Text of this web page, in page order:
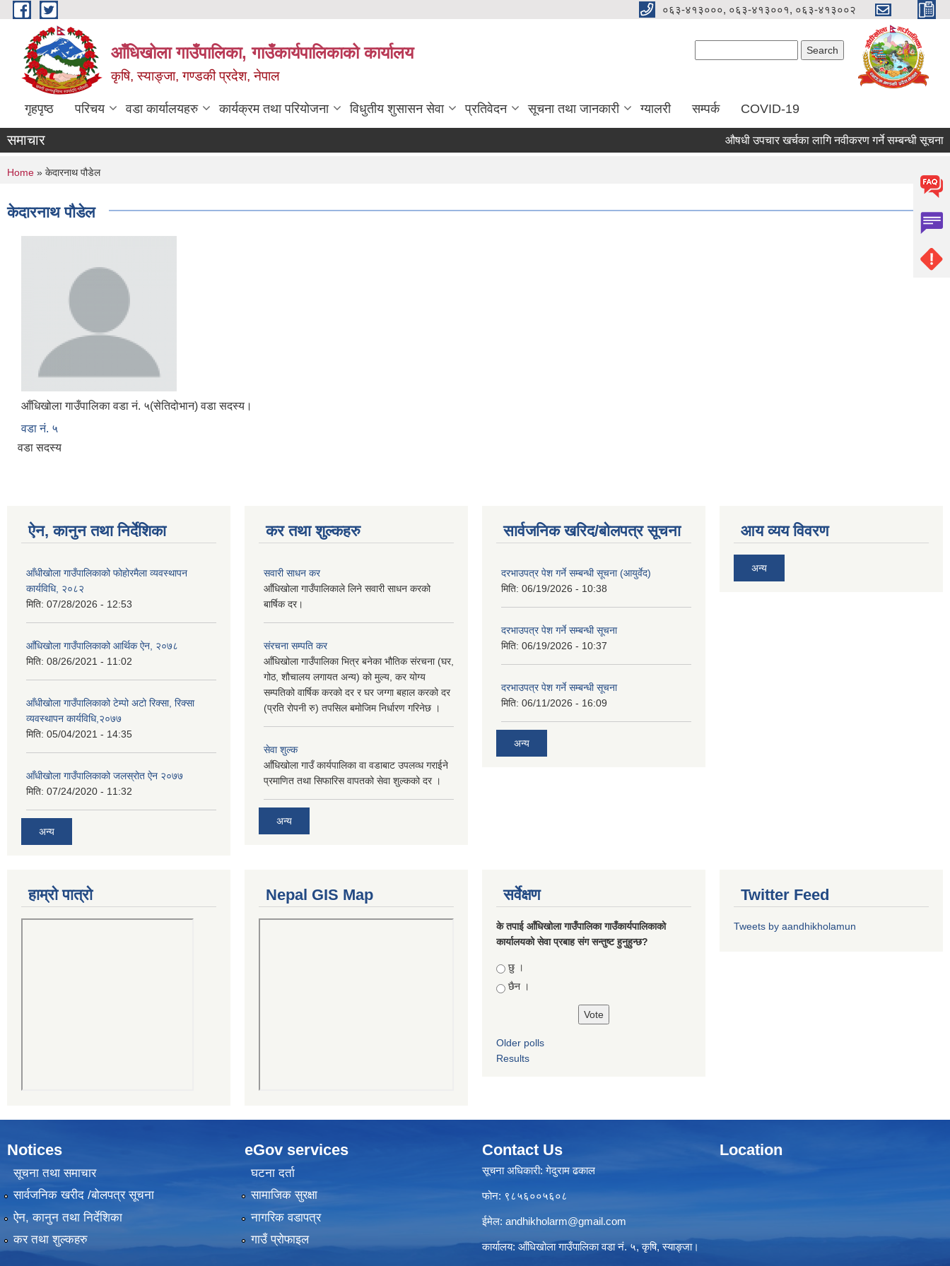
Skip to main content ०६३-४१३०००, ०६३-४१३००१, ०६३-४१३००२
आँधिखोला गाउँपालिका, गाउँकार्यपालिकाको कार्यालय
कृषि, स्याङ्जा, गण्डकी प्रदेश, नेपाल
गृहपृष्ठ परिचय वडा कार्यालयहरु कार्यक्रम तथा परियोजना विधुतीय शुसासन सेवा प्रतिवेदन सूचना तथा जानकारी ग्यालरी सम्पर्क COVID-19
समाचार औषधी उपचार खर्चका लागि नवीकरण गर्ने सम्बन्धी सूचना
You are here
Home » केदारनाथ पौडेल
केदारनाथ पौडेल
आँधिखोला गाउँपालिका वडा नं. ५(सेतिदोभान) वडा सदस्य।
वडा नं. ५
वडा सदस्य
ऐन, कानुन तथा निर्देशिका
आँधीखोला गाउँपालिकाको फोहोरमैला व्यवस्थापन
कार्यविधि, २०८२
मिति: 07/28/2026 - 12:53
आँधिखोला गाउँपालिकाको आर्थिक ऐन, २०७८
मिति: 08/26/2021 - 11:02
आँधीखोला गाउँपालिकाको टेम्पो अटो रिक्सा, रिक्सा
व्यवस्थापन कार्यविधि,२०७७
मिति: 05/04/2021 - 14:35
आँधीखोला गाउँपालिकाको जलस्रोत ऐन २०७७
मिति: 07/24/2020 - 11:32
अन्य
कर तथा शुल्कहरु
सवारी साधन कर
आँधिखोला गाउँपालिकाले लिने सवारी साधन करको
बार्षिक दर।
संरचना सम्पति कर
आँधिखोला गाउँपालिका भित्र बनेका भौतिक संरचना (घर,
गोठ, शौचालय लगायत अन्य) को मुल्य, कर योग्य
सम्पतिको वार्षिक करको दर र घर जग्गा बहाल करको दर
(प्रति रोपनी रु) तपसिल बमोजिम निर्धारण गरिनेछ ।
सेवा शुल्क
आँधिखोला गाउँ कार्यपालिका वा वडाबाट उपलव्ध गराईने
प्रमाणित तथा सिफारिस वापतको सेवा शुल्कको दर ।
अन्य
सार्वजनिक खरिद/बोलपत्र सूचना
दरभाउपत्र पेश गर्ने सम्बन्धी सूचना (आयुर्वेद)
मिति: 06/19/2026 - 10:38
दरभाउपत्र पेश गर्ने सम्बन्धी सूचना
मिति: 06/19/2026 - 10:37
दरभाउपत्र पेश गर्ने सम्बन्धी सूचना
मिति: 06/11/2026 - 16:09
अन्य
आय व्यय विवरण
अन्य
हाम्रो पात्रो Nepal GIS Map सर्वेक्षण
के तपाई आँधिखोला गाउँपालिका गाउँकार्यपालिकाको
कार्यालयको सेवा प्रबाह संग सन्तुष्ट हुनुहुन्छ?
Choices
छु ।
छैन ।
Older polls
Results
Twitter Feed
Tweets by aandhikholamun
Notices
सूचना तथा समाचार
सार्वजनिक खरीद /बोलपत्र सूचना
ऐन, कानुन तथा निर्देशिका
कर तथा शुल्कहरु
eGov services
घटना दर्ता
सामाजिक सुरक्षा
नागरिक वडापत्र
गाउँ प्रोफाइल
Contact Us
सूचना अधिकारी: गेदुराम ढकाल
फोन: ९८५६००५६०८
ईमेल: andhikholarm@gmail.com
कार्यालय: आँधिखोला गाउँपालिका वडा नं. ५, कृषि, स्याङ्जा।
Location